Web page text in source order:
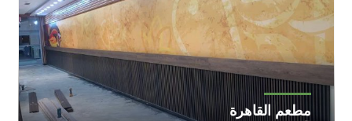
مطعم القاهرة